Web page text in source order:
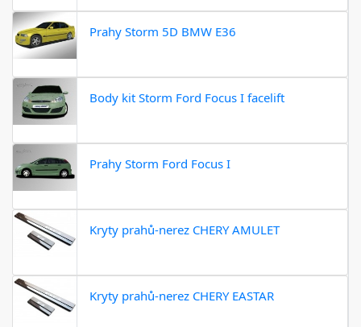
Prahy Storm 5D BMW E36
Body kit Storm Ford Focus I facelift
Prahy Storm Ford Focus I
Kryty prahů-nerez CHERY AMULET
Kryty prahů-nerez CHERY EASTAR